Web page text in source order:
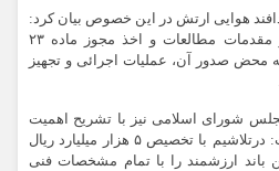
هوایی ارتش در این خصوص بیان کرد:
باتخصیص ۵ میلیارد ریال اعتبار مقدمات مطالعات و اخذ مجوز ماده ۲۳
محض صدور آن، عملیات اجرائی و تجهیز
شورای اسلامی نیز با تشریح اهمیت
راه اندازی فرودگاه آبدانان گفت: درتلاشیم با تخصیص ۵ هزار میلیارد ریال
باند ارزشمند را با تمام مشخصات فنی